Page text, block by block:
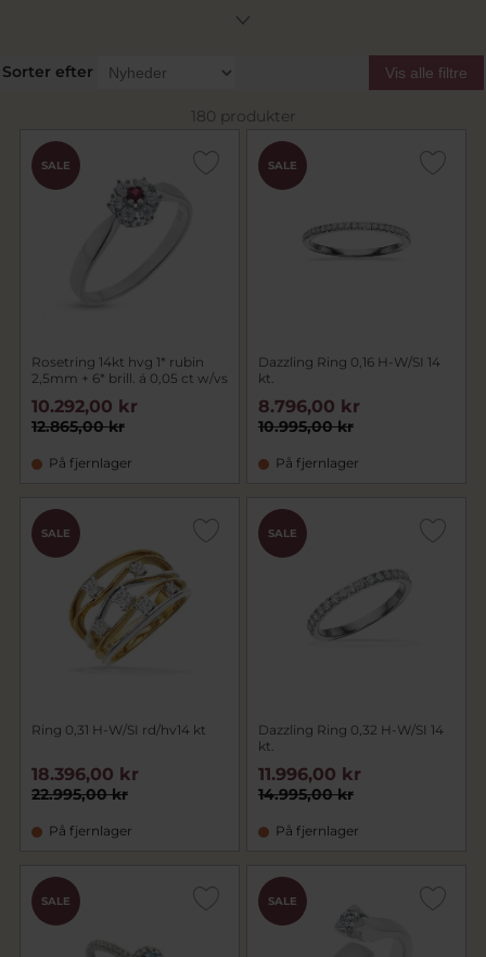
eller som en særlig gave, har vi alt fra
smaragder og andre ædelstene. Lad os hjælpe
dig med at finde det perfekte smykke!
Sorter efter Vis alle filtre
180 produkter
SALE
Rosetring 14kt hvg 1* rubin
2,5mm + 6* brill. á 0,05 ct w/vs
12.865,00 kr
10.292,00 kr
På fjernlager
SALE
Dazzling Ring 0,16 H-W/SI 14
kt.
10.995,00 kr
8.796,00 kr
På fjernlager
SALE
Ring 0,31 H-W/SI rd/hv14 kt
22.995,00 kr
18.396,00 kr
På fjernlager
SALE
Dazzling Ring 0,32 H-W/SI 14
kt.
14.995,00 kr
11.996,00 kr
På fjernlager
SALE SALE